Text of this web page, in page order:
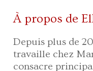
À propos de
Depuis plus de
travaille chez
consacre